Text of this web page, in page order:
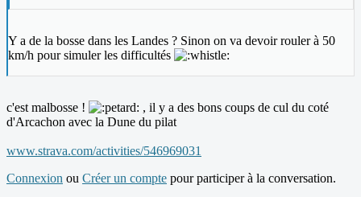
Y a de la bosse dans les Landes ? Sinon on va devoir rouler à 50
km/h pour simuler les difficultés
c'est malbosse !
, il y a des bons coups de cul du coté
d'Arcachon avec la Dune du pilat
www.strava.com/activities/546969031
Connexion ou Créer un compte pour participer à la conversation.